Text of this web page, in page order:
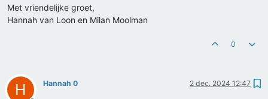
Met vriendelijke groet,
Hannah van Loon en Milan Moolman
0
H Hannah 0 2 dec. 2024 12:47